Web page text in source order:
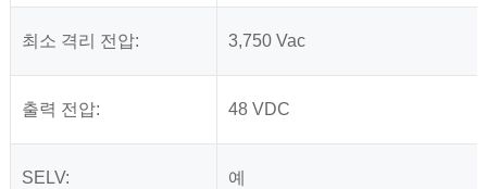
최소 격리 전압: 3,750 Vac
출력 전압: 48 VDC
SELV: 예